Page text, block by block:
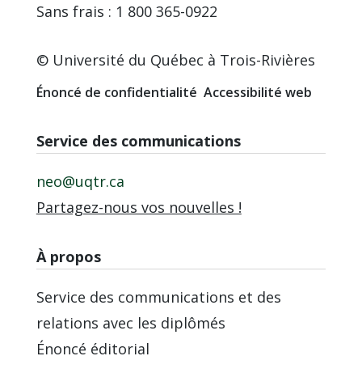
Sans frais : 1 800 365-0922
© Université du Québec à Trois-Rivières
Énoncé de confidentialité Accessibilité web
Service des communications
neo@uqtr.ca
Partagez-nous vos nouvelles !
À propos
Service des communications et des
relations avec les diplômés
Énoncé éditorial